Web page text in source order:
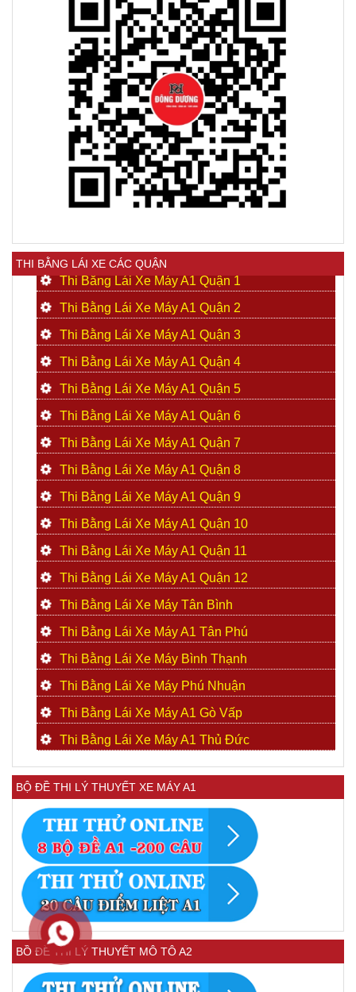
THI BẰNG LÁI XE CÁC QUẬN
Thi Bằng Lái Xe Máy A1 Quận 1
Thi Bằng Lái Xe Máy A1 Quận 2
Thi Bằng Lái Xe Máy A1 Quận 3
Thi Bằng Lái Xe Máy A1 Quận 4
Thi Bằng Lái Xe Máy A1 Quận 5
Thi Bằng Lái Xe Máy A1 Quận 6
Thi Bằng Lái Xe Máy A1 Quận 7
Thi Bằng Lái Xe Máy A1 Quận 8
Thi Bằng Lái Xe Máy A1 Quận 9
Thi Bằng Lái Xe Máy A1 Quận 10
Thi Bằng Lái Xe Máy A1 Quận 11
Thi Bằng Lái Xe Máy A1 Quận 12
Thi Bằng Lái Xe Máy Tân Bình
Thi Bằng Lái Xe Máy A1 Tân Phú
Thi Bằng Lái Xe Máy Bình Thạnh
Thi Bằng Lái Xe Máy Phú Nhuận
Thi Bằng Lái Xe Máy A1 Gò Vấp
Thi Bằng Lái Xe Máy A1 Thủ Đức
BỘ ĐỀ THI LÝ THUYẾT XE MÁY A1
BỒ ĐỀ THI LÝ THUYẾT MÔ TÔ A2